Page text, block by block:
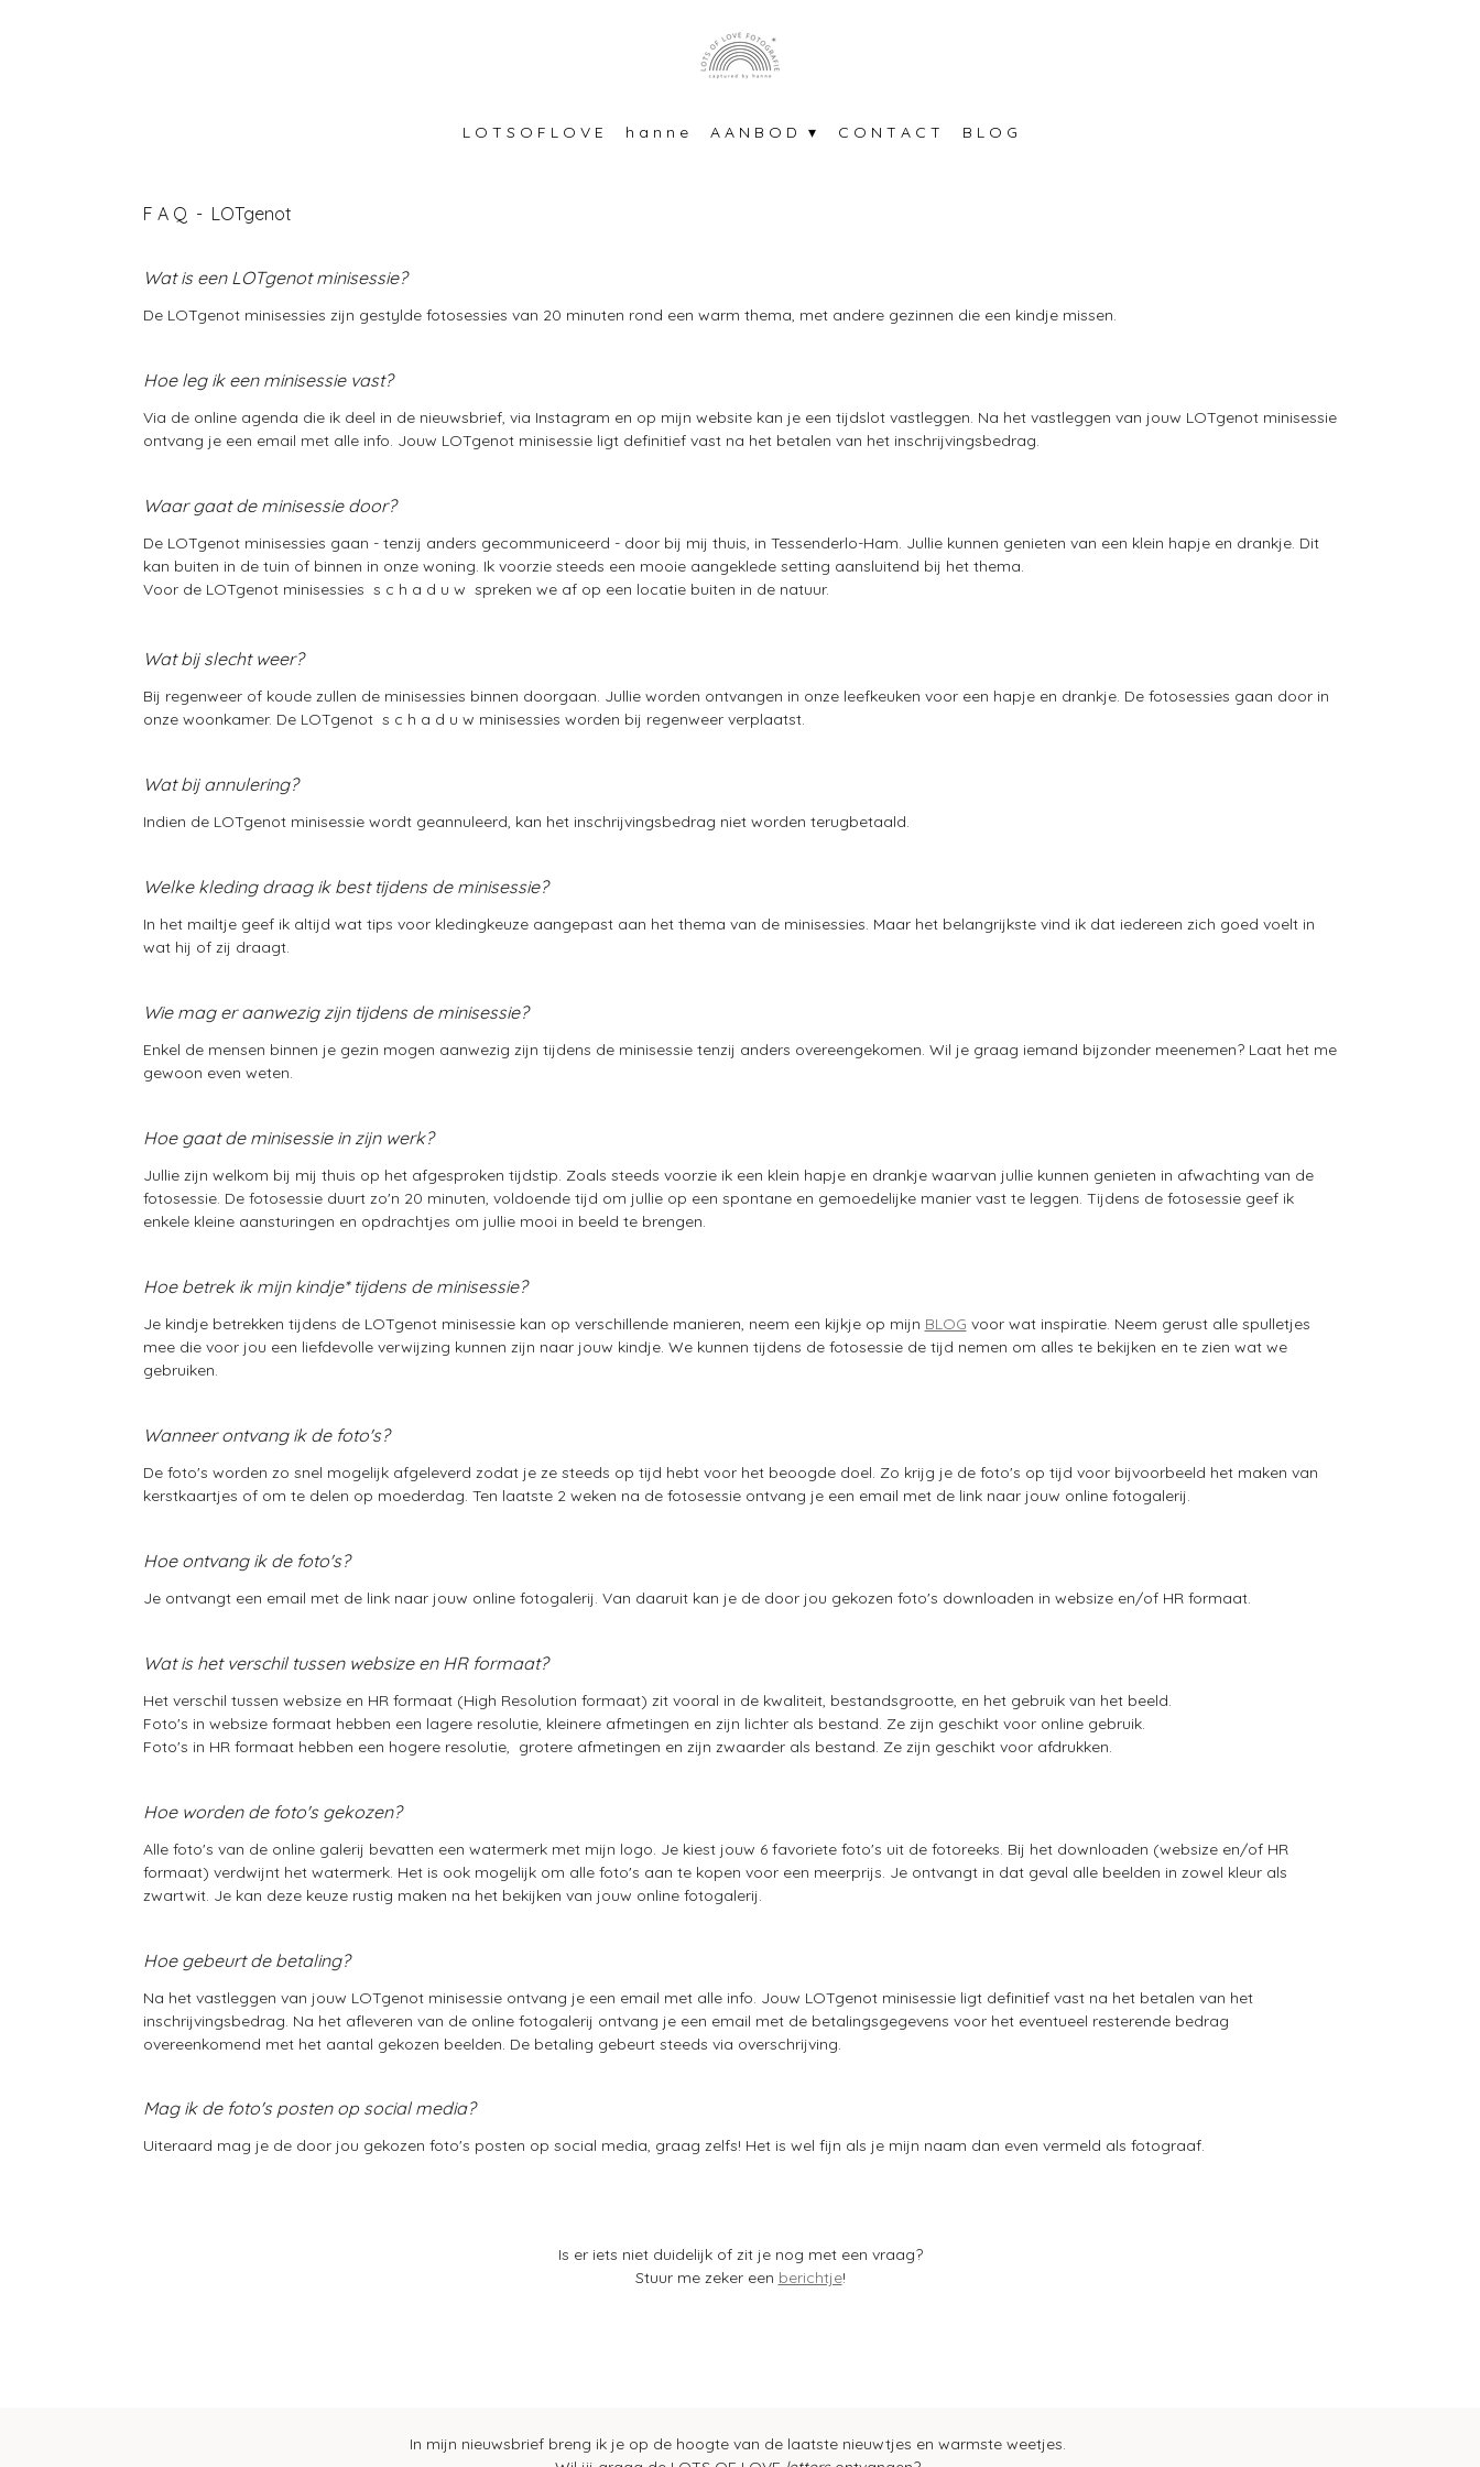
L O T S O F L O V E h a n n e A A N B O D C O N T A C T B L O G
F A Q - LOTgenot
Wat is een LOTgenot minisessie?
De LOTgenot minisessies zijn gestylde fotosessies van 20 minuten rond een warm thema, met andere gezinnen die een kindje missen.
Hoe leg ik een minisessie vast?
Via de online agenda die ik deel in de nieuwsbrief, via Instagram en op mijn website kan je een tijdslot vastleggen. Na het vastleggen van jouw LOTgenot minisessie
ontvang je een email met alle info. Jouw LOTgenot minisessie ligt definitief vast na het betalen van het inschrijvingsbedrag.
Waar gaat de minisessie door?
De LOTgenot minisessies gaan - tenzij anders gecommuniceerd - door bij mij thuis, in Tessenderlo-Ham. Jullie kunnen genieten van een klein hapje en drankje. Dit
kan buiten in de tuin of binnen in onze woning. Ik voorzie steeds een mooie aangeklede setting aansluitend bij het thema.
Voor de LOTgenot minisessies s c h a d u w spreken we af op een locatie buiten in de natuur.
Wat bij slecht weer?
Bij regenweer of koude zullen de minisessies binnen doorgaan. Jullie worden ontvangen in onze leefkeuken voor een hapje en drankje. De fotosessies gaan door in
onze woonkamer. De LOTgenot s c h a d u w minisessies worden bij regenweer verplaatst.
Wat bij annulering?
Indien de LOTgenot minisessie wordt geannuleerd, kan het inschrijvingsbedrag niet worden terugbetaald.
Welke kleding draag ik best tijdens de minisessie?
In het mailtje geef ik altijd wat tips voor kledingkeuze aangepast aan het thema van de minisessies. Maar het belangrijkste vind ik dat iedereen zich goed voelt in
wat hij of zij draagt.
Wie mag er aanwezig zijn tijdens de minisessie?
Enkel de mensen binnen je gezin mogen aanwezig zijn tijdens de minisessie tenzij anders overeengekomen. Wil je graag iemand bijzonder meenemen? Laat het me
gewoon even weten.
Hoe gaat de minisessie in zijn werk?
Jullie zijn welkom bij mij thuis op het afgesproken tijdstip. Zoals steeds voorzie ik een klein hapje en drankje waarvan jullie kunnen genieten in afwachting van de
fotosessie. De fotosessie duurt zo'n 20 minuten, voldoende tijd om jullie op een spontane en gemoedelijke manier vast te leggen. Tijdens de fotosessie geef ik
enkele kleine aansturingen en opdrachtjes om jullie mooi in beeld te brengen.
Hoe betrek ik mijn kindje* tijdens de minisessie?
Je kindje betrekken tijdens de LOTgenot minisessie kan op verschillende manieren, neem een kijkje op mijn BLOG voor wat inspiratie. Neem gerust alle spulletjes
mee die voor jou een liefdevolle verwijzing kunnen zijn naar jouw kindje. We kunnen tijdens de fotosessie de tijd nemen om alles te bekijken en te zien wat we
gebruiken.
Wanneer ontvang ik de foto's?
De foto's worden zo snel mogelijk afgeleverd zodat je ze steeds op tijd hebt voor het beoogde doel. Zo krijg je de foto's op tijd voor bijvoorbeeld het maken van
kerstkaartjes of om te delen op moederdag. Ten laatste 2 weken na de fotosessie ontvang je een email met de link naar jouw online fotogalerij.
Hoe ontvang ik de foto's?
Je ontvangt een email met de link naar jouw online fotogalerij. Van daaruit kan je de door jou gekozen foto's downloaden in websize en/of HR formaat.
Wat is het verschil tussen websize en HR formaat?
Het verschil tussen websize en HR formaat (High Resolution formaat) zit vooral in de kwaliteit, bestandsgrootte, en het gebruikvan het beeld.
Foto's in websize formaat hebben een lagere resolutie, kleinere afmetingen en zijn lichter als bestand. Ze zijn geschikt voor online gebruik.
Foto's in HR formaat hebben een hogere resolutie,
grotere afmetingen en zijn zwaarder als bestand. Ze zijn geschikt voor afdrukken.
Hoe worden de foto's gekozen?
Alle foto's van de online galerij bevatten een watermerk met mijn logo. Je kiest jouw 6 favoriete foto's uit de fotoreeks. Bij het downloaden (websize en/of HR
formaat) verdwijnt het watermerk. Het is ook mogelijk om alle foto's aan te kopen voor een meerprijs. Je ontvangt in dat geval alle beelden in zowel kleur als
zwartwit. Je kan deze keuze rustig maken na het bekijken van jouw online fotogalerij.
Hoe gebeurt de betaling?
Na het vastleggen van jouw LOTgenot minisessie ontvang je een email met alle info. Jouw LOTgenot minisessie ligt definitief vast na het betalen van het
inschrijvingsbedrag. Na het afleveren van de online fotogalerij ontvang je een email met de betalingsgegevens voor het eventueel resterende bedrag
overeenkomend met het aantal gekozen beelden. De betaling gebeurt steeds via overschrijving.
Mag ik de foto's posten op social media?
Uiteraard mag je de door jou gekozen foto's posten op social media, graag zelfs! Het is wel fijn als je mijn naam dan even vermeld als fotograaf.
Is er iets niet duidelijk of zit je nog met een vraag?
Stuur me zeker een berichtje!
In mijn nieuwsbrief breng ik je op de hoogte van de laatste nieuwtjes en warmste weetjes.